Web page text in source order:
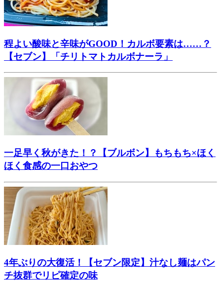
程よい酸味と辛味がGOOD！カルボ要素は……？
【セブン】「チリトマトカルボナーラ」
一足早く秋がきた！？【ブルボン】もちもち×ほく
ほく食感の一口おやつ
4年ぶりの大復活！【セブン限定】汁なし麺はパン
チ抜群でリピ確定の味